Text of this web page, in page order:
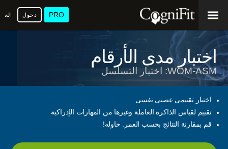
PRO دخول
اختبار مدى الأرقام
WOM-ASM: اختبار التسلسل
اختبار تقييمى عصبى نفسى
تقييم لقياس الذاكرة العاملة وغيرها من المهارات الإدراكية
قم بمقارنة النتائج بحسب العمر. حاوله!